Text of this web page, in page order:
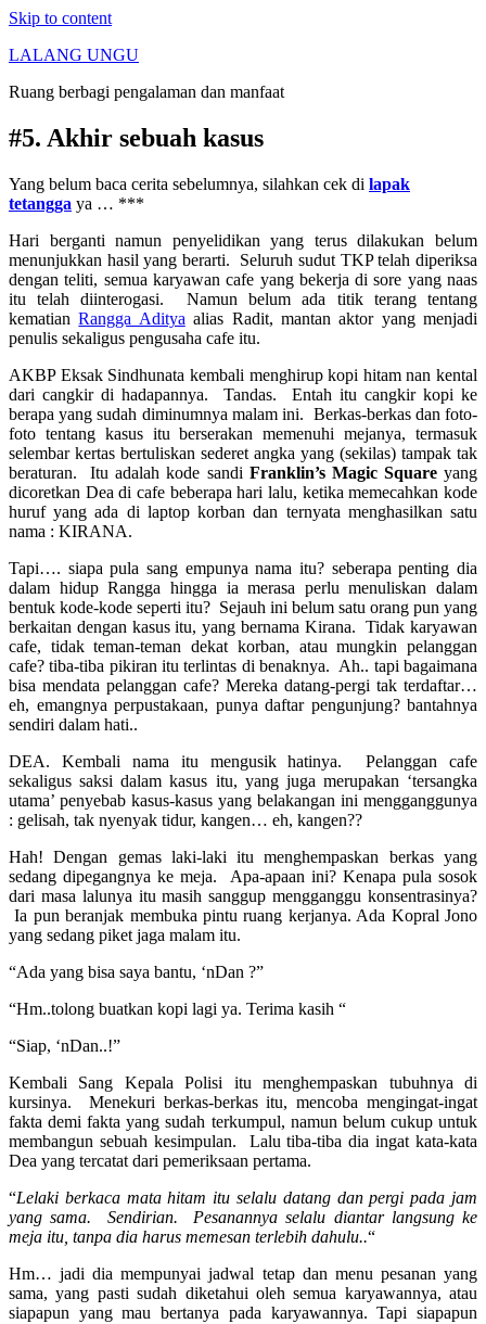
Skip to content
LALANG UNGU
Ruang berbagi pengalaman dan manfaat
#5. Akhir sebuah kasus
Yang belum baca cerita sebelumnya, silahkan cek di lapak
tetangga ya … ***
Hari berganti namun penyelidikan yang terus dilakukan belum
menunjukkan hasil yang berarti. Seluruh sudut TKP telah diperiksa
dengan teliti, semua karyawan cafe yang bekerja di sore yang naas
itu telah diinterogasi. Namun belum ada titik terang tentang
kematianRangga Aditya alias Radit, mantan aktor yang menjadi
penulis sekaligus pengusaha cafe itu.
AKBP Eksak Sindhunata kembali menghirup kopi hitam nan kental
dari cangkir di hadapannya. Tandas. Entah itu cangkir kopi ke
berapa yang sudah diminumnya malam ini. Berkas-berkas dan foto-
foto tentang kasus itu berserakan memenuhi mejanya, termasuk
selembar kertas bertuliskan sederet angka yang (sekilas) tampak tak
beraturan. Itu adalah kode sandi Franklin’s Magic Squareyang
dicoretkan Dea di cafe beberapa hari lalu, ketika memecahkan kode
huruf yang ada di laptop korban dan ternyata menghasilkan satu
nama : KIRANA.
Tapi…. siapa pula sang empunya nama itu? seberapa penting dia
dalam hidup Rangga hingga ia merasa perlu menuliskan dalam
bentuk kode-kode seperti itu? Sejauh ini belum satu orang pun yang
berkaitan dengan kasus itu, yang bernama Kirana. Tidak karyawan
cafe, tidak teman-teman dekat korban, atau mungkin pelanggan
cafe? tiba-tiba pikiran itu terlintas di benaknya. Ah.. tapi bagaimana
bisa mendata pelanggan cafe? Mereka datang-pergi tak terdaftar…
eh, emangnya perpustakaan, punya daftar pengunjung? bantahnya
sendiri dalam hati..
DEA. Kembali nama itu mengusik hatinya. Pelanggan cafe
sekaligus saksi dalam kasus itu, yang juga merupakan ‘tersangka
utama’ penyebab kasus-kasus yang belakangan ini mengganggunya
: gelisah, tak nyenyak tidur, kangen… eh, kangen??
Hah! Dengan gemas laki-laki itu menghempaskan berkas yang
sedang dipegangnya ke meja. Apa-apaan ini? Kenapa pula sosok
dari masa lalunya itu masih sanggup mengganggu konsentrasinya?
Ia pun beranjak membuka pintu ruang kerjanya. Ada Kopral Jono
yang sedang piket jaga malam itu.
“Ada yang bisa saya bantu, ‘nDan ?”
“Hm..tolong buatkan kopi lagi ya. Terima kasih “
“Siap, ‘nDan..!”
Kembali Sang Kepala Polisi itu menghempaskan tubuhnya di
kursinya. Menekuri berkas-berkas itu, mencoba mengingat-ingat
fakta demi fakta yang sudah terkumpul, namun belum cukup untuk
membangun sebuah kesimpulan. Lalu tiba-tiba dia ingat kata-kata
Dea yang tercatat dari pemeriksaan pertama.
“Lelaki berkaca mata hitam itu selalu datang dan pergi pada jam
yang sama. Sendirian. Pesanannya selalu diantar langsung ke
meja itu, tanpa dia harus memesan terlebih dahulu..“
Hm… jadi dia mempunyai jadwal tetap dan menu pesanan yang
sama, yang pasti sudah diketahui oleh semua karyawannya, atau
siapapun yang mau bertanya pada karyawannya. Tapi siapapun